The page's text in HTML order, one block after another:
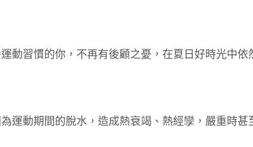
動習慣的你，不再有後顧之憂，在夏日好時光中
運動期間的脫水，造成熱衰竭、熱經孿，嚴重時